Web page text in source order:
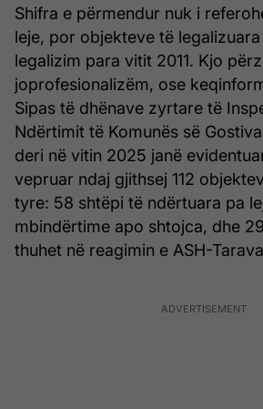
Shifra e përmendur nuk i
leje, por objekteve të
legalizim para vitit 2011. Kjo
joprofesionalizëm, ose
Sipas të dhënave zyrtare të
Ndërtimit të Komunës së
deri në vitin 2025 janë
vepruar ndaj gjithsej 112
tyre: 58 shtëpi të ndërtuara pa
mbindërtime apo shtojca, dhe
thuhet në reagimin e ASH-